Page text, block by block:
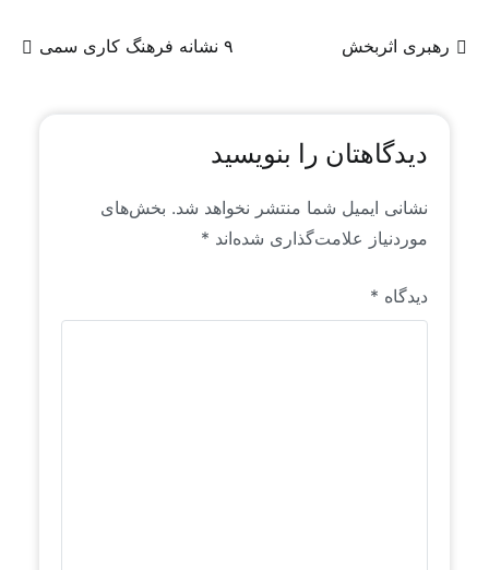
از روندها و سیگنال‌های موجود در فضای جهانی منابع
رهبری اثربخش ۹ نشانه فرهنگ کاری سمی
دیدگاهتان را بنویسید
نشانی ایمیل شما منتشر نخواهد شد. بخش‌های
موردنیاز علامت‌گذاری شده‌اند *
دیدگاه *